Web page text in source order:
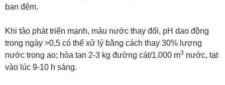
ban đêm.
Khi tảo phát triển mạnh, màu nước thay đổi, pH dao động
trong ngày >0,5 có thể xử lý bằng cách thay 30% lượng
nước trong ao; hòa tan 2-3 kg đường cát/1.000 m3 nước, tạt
vào lúc 9-10 h sáng.